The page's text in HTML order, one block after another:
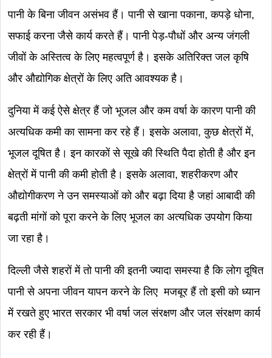
पानी के बिना जीवन असंभव हैं। पानी से खाना पकाना, कपड़े धोना,
सफाई करना जैसे कार्य करते हैं। पानी पेड़-पौधों और अन्य जंगली
जीवों के अस्तित्व के लिए महत्वपूर्ण है। इसके अतिरिक्त जल कृषि
और औद्योगिक क्षेत्रों के लिए अति आवश्यक है।
दुनिया में कई ऐसे क्षेत्र हैं जो भूजल और कम वर्षा के कारण पानी की
अत्यधिक कमी का सामना कर रहे हैं। इसके अलावा, कुछ क्षेत्रों में,
भूजल दूषित है। इन कारकों से सूखे की स्थिति पैदा होती है और इन
क्षेत्रों में पानी की कमी होती है। इसके अलावा, शहरीकरण और
औद्योगीकरण ने उन समस्याओं को और बढ़ा दिया है जहां आबादी की
बढ़ती मांगों को पूरा करने के लिए भूजल का अत्यधिक उपयोग किया
जा रहा है।
दिल्ली जैसे शहरों में तो पानी की इतनी ज्यादा समस्या है कि लोग दूषित
पानी से अपना जीवन यापन करने के लिए मजबूर हैं तो इसी को ध्यान
में रखते हुए भारत सरकार भी वर्षा जल संरक्षण और जल संरक्षण कार्य
कर रही हैं।